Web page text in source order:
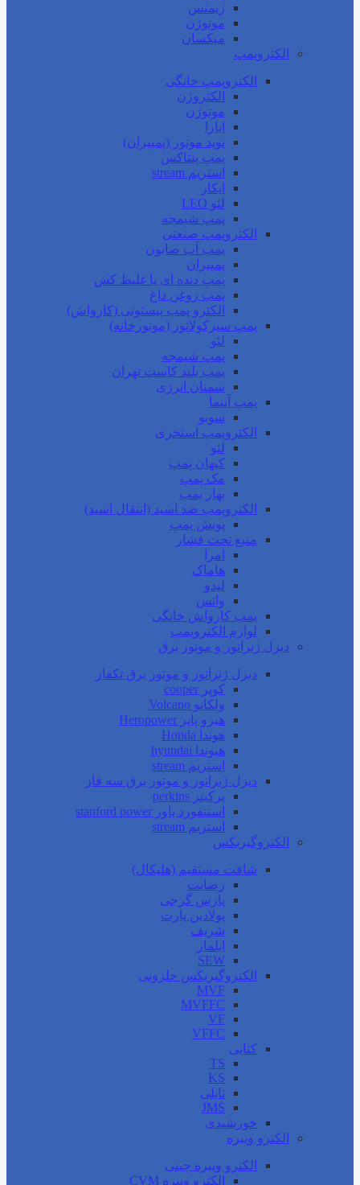
زیمنس
موتوژن
میکسان
الکتروپمپ
الکتروپمپ خانگی
الکتروژن
موتوژن
ابارا
نوید موتور (پمپیران)
پمپ پنتاکس
استریم stream
ایکار
لئو LEO
پمپ شیمجه
الکتروپمپ صنعتی
پمپ آب صابون
پمپیران
پمپ دنده ای یا غلیظ کش
پمپ روغن داغ
الکترو پمپ پیستونی (کارواش)
پمپ سیرکولاتور (موتورخانه)
لئو
پمپ شیمجه
پمپ بلند کاست تهران
سمنان انرژی
پمپ آبنما
سوبو
الکتروپمپ استخری
لئو
کیهان پمپ
مک پمپ
بهار پمپ
الکتروپمپ ضد اسید (انتقال اسید)
پویش پمپ
منبع تحت فشار
امرا
هاماک
لیدو
واتس
پمپ کارواش خانگی
لوازم الکتروپمپ
دیزل ژنراتور و موتور برق
دیزل ژنراتور و موتور برق تکفاز
کوپر cooper
ولکانو Volcano
هیرو پاپر Heropower
هوندا Honda
هیوندا hyundai
استریم stream
دیزل ژنراتور و موتور برق سه فاز
پرکینز perkins
استنفورد پاور stanford power
استریم stream
الکتروگیربکس
شافت مستقیم (هلیکال)
رضایت
پارس گرجی
پولادین پارت
شریف
ایلماز
SEW
الکتروگیربکس حلزونی
MVF
MVFFC
VF
VFFC
کتابی
TS
KS
تایلی
JMS
خورشیدی
الکترو ویبره
الکترو ویبره چینی
الکترو ویبره CVM